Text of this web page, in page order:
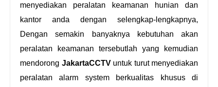
menyediakan peralatan keamanan hunian dan
kantor anda dengan selengkap-lengkapnya,
Dengan semakin banyaknya kebutuhan akan
peralatan keamanan tersebutlah yang kemudian
mendorong JakartaCCTVuntuk turut menyediakan
peralatan alarm system berkualitas khusus di